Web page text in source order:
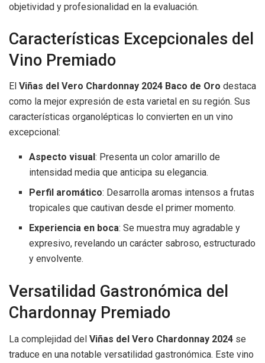
objetividad y profesionalidad en la evaluación.
Características Excepcionales del
Vino Premiado
El Viñas del Vero Chardonnay 2024 Baco de Oro destaca
como la mejor expresión de esta varietal en su región. Sus
características organolépticas lo convierten en un vino
excepcional:
Aspecto visual: Presenta un color amarillo de
intensidad media que anticipa su elegancia.
Perfil aromático: Desarrolla aromas intensos a frutas
tropicales que cautivan desde el primer momento.
Experiencia en boca: Se muestra muy agradable y
expresivo, revelando un carácter sabroso, estructurado
y envolvente.
Versatilidad Gastronómica del
Chardonnay Premiado
La complejidad del Viñas del Vero Chardonnay 2024 se
traduce en una notable versatilidad gastronómica. Este vino